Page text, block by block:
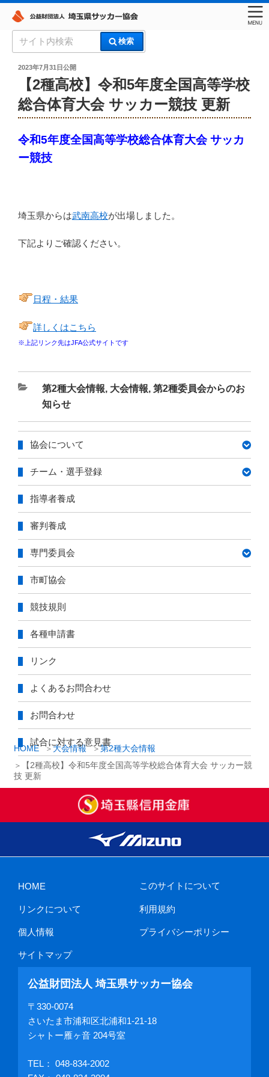
索:
検索
埼玉県サッカー協会
HOME 大会情報
第2種大会情報
【2種高校】令和5年度全国高等学校総合体育大会 サッカー競
技 更新
投
2023年7月31日公開
【2種高校】令和5年度全国高等学校
総合体育大会 サッカー競技 更新
令和5年度全国高等学校総合体育大会 サッカ
ー競技
埼玉県からは武南高校が出場しました。
下記よりご確認ください。
日程・結果
詳しくはこちら
※上記リンク先はJFA公式サイトです
カ
テ
ゴ
ー
第2種大会情報, 大会情報, 第2種委員会からのお
知らせ
協会について
チーム・選手登録
指導者養成
審判養成
専門委員会
市町協会
競技規則
各種申請書
リンク
よくあるお問合わせ
お問合わせ
試合に対する意見書
HOME このサイトについて
リンクについて 利用規約
個人情報 プライバシーポリシー
サイトマップ
公益財団法人 埼玉県サッカー協会
〒330-0074
さいたま市浦和区北浦和1-21-18
シャトー雁ヶ音 204号室
TEL： 048-834-2002